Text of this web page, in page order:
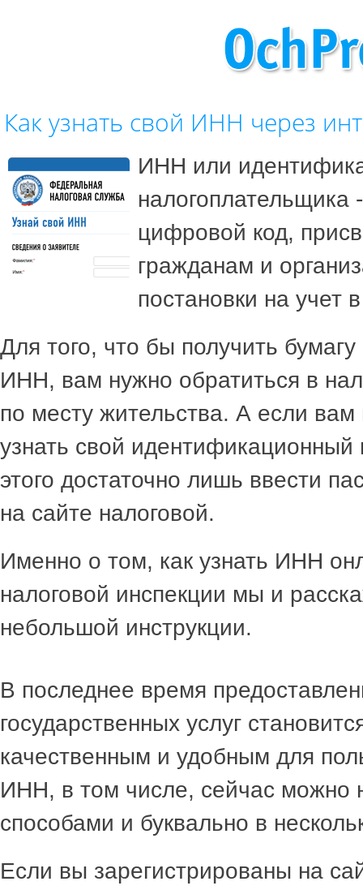
Как узнать свой ИНН через
ИНН или
налогоплательщика
цифровой код,
гражданам и
постановки на учет
Для того, что бы получить
ИНН, вам нужно обратиться в
по месту жительства. А если вам
узнать свой
этого достаточно лишь ввести
на сайте налоговой.
Именно о том, как узнать ИНН
налоговой инспекции мы и
небольшой инструкции.
В последнее время
государственных услуг
качественным и удобным для
ИНН, в том числе, сейчас можно
способами и буквально в
Если вы зарегистрированы на